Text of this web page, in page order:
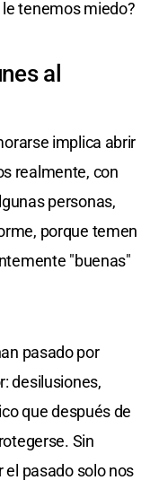
tenemos miedo?
al
implica abrir
realmente, con
personas,
porque temen
"buenas"
pasado por
desilusiones,
que después de
Sin
el pasado solo nos